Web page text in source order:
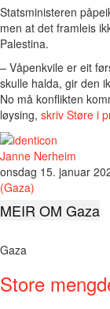
Statsministeren
men at det framleis
Palestina.
– Våpenkvile er eit
skulle halda, gir den
No må konflikten
løysing, skriv Støre i
Janne Nerheim
onsdag 15. januar
(Gaza)
MEIR OM Gaza
Gaza
Store